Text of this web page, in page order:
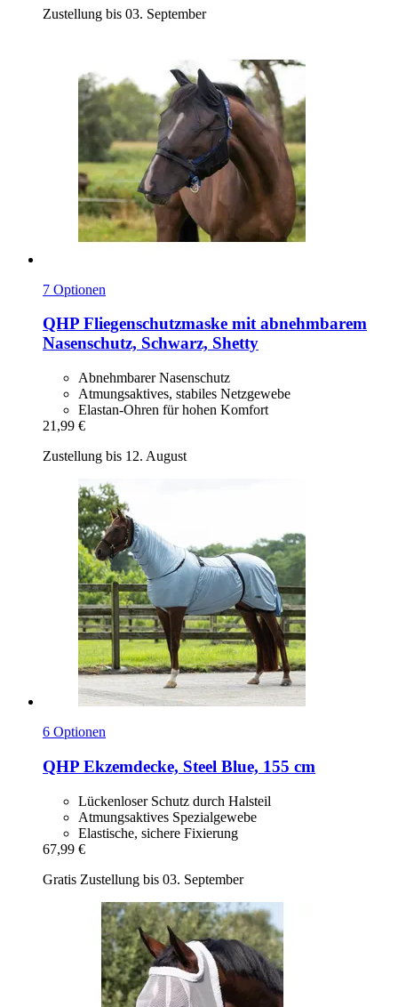
Zustellung bis 03. September
7 Optionen
QHP Fliegenschutzmaske mit abnehmbarem
Nasenschutz, Schwarz, Shetty
Abnehmbarer Nasenschutz
Atmungsaktives, stabiles Netzgewebe
Elastan-Ohren für hohen Komfort
21,99 €
Zustellung bis 12. August
6 Optionen
QHP Ekzemdecke, Steel Blue, 155 cm
Lückenloser Schutz durch Halsteil
Atmungsaktives Spezialgewebe
Elastische, sichere Fixierung
67,99 €
Gratis Zustellung bis 03. September